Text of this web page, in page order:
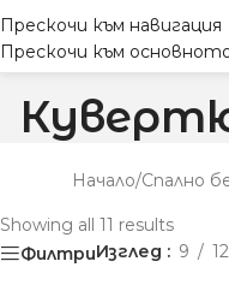
Прескочи към навигация
Прескочи към
Начало/Спално
Showing all 11 results
ФилтриИзглед 9 12